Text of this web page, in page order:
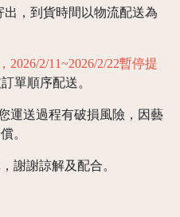
出，到貨時間以物流配送為
2/11~2026/2/22暫停提
單順序配送。
運送過程有破損風險，因藝
。
謝謝諒解及配合。